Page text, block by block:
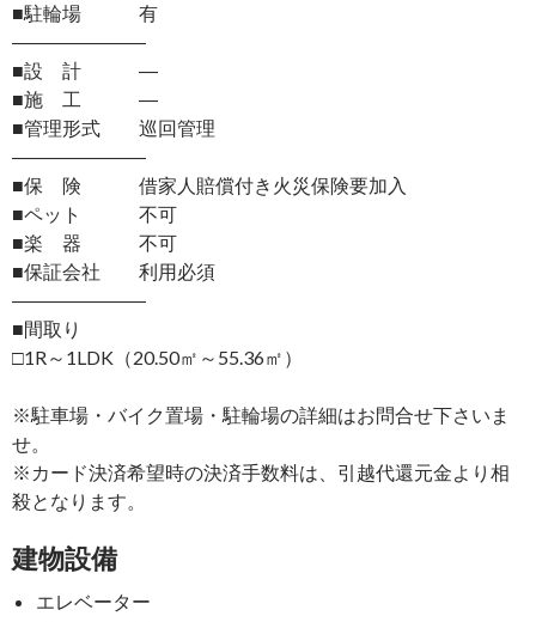
■駐輪場 有
―――――――
■設 計 ―
■施 工 ―
■管理形式 巡回管理
―――――――
■保 険 借家人賠償付き火災保険要加入
■ペット 不可
■楽 器 不可
■保証会社 利用必須
―――――――
■間取り
□1R～1LDK（20.50㎡～55.36㎡）
※駐車場・バイク置場・駐輪場の詳細はお問合せ下さいま
せ。
※カード決済希望時の決済手数料は、引越代還元金より相
殺となります。
建物設備
エレベーター